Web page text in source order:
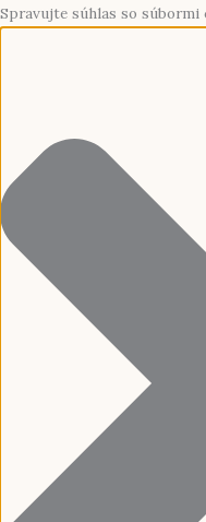
Spravujte súhlas so súbormi
Funkčné
Predvoľby
Štatistiky
Marketing
Preskočiť